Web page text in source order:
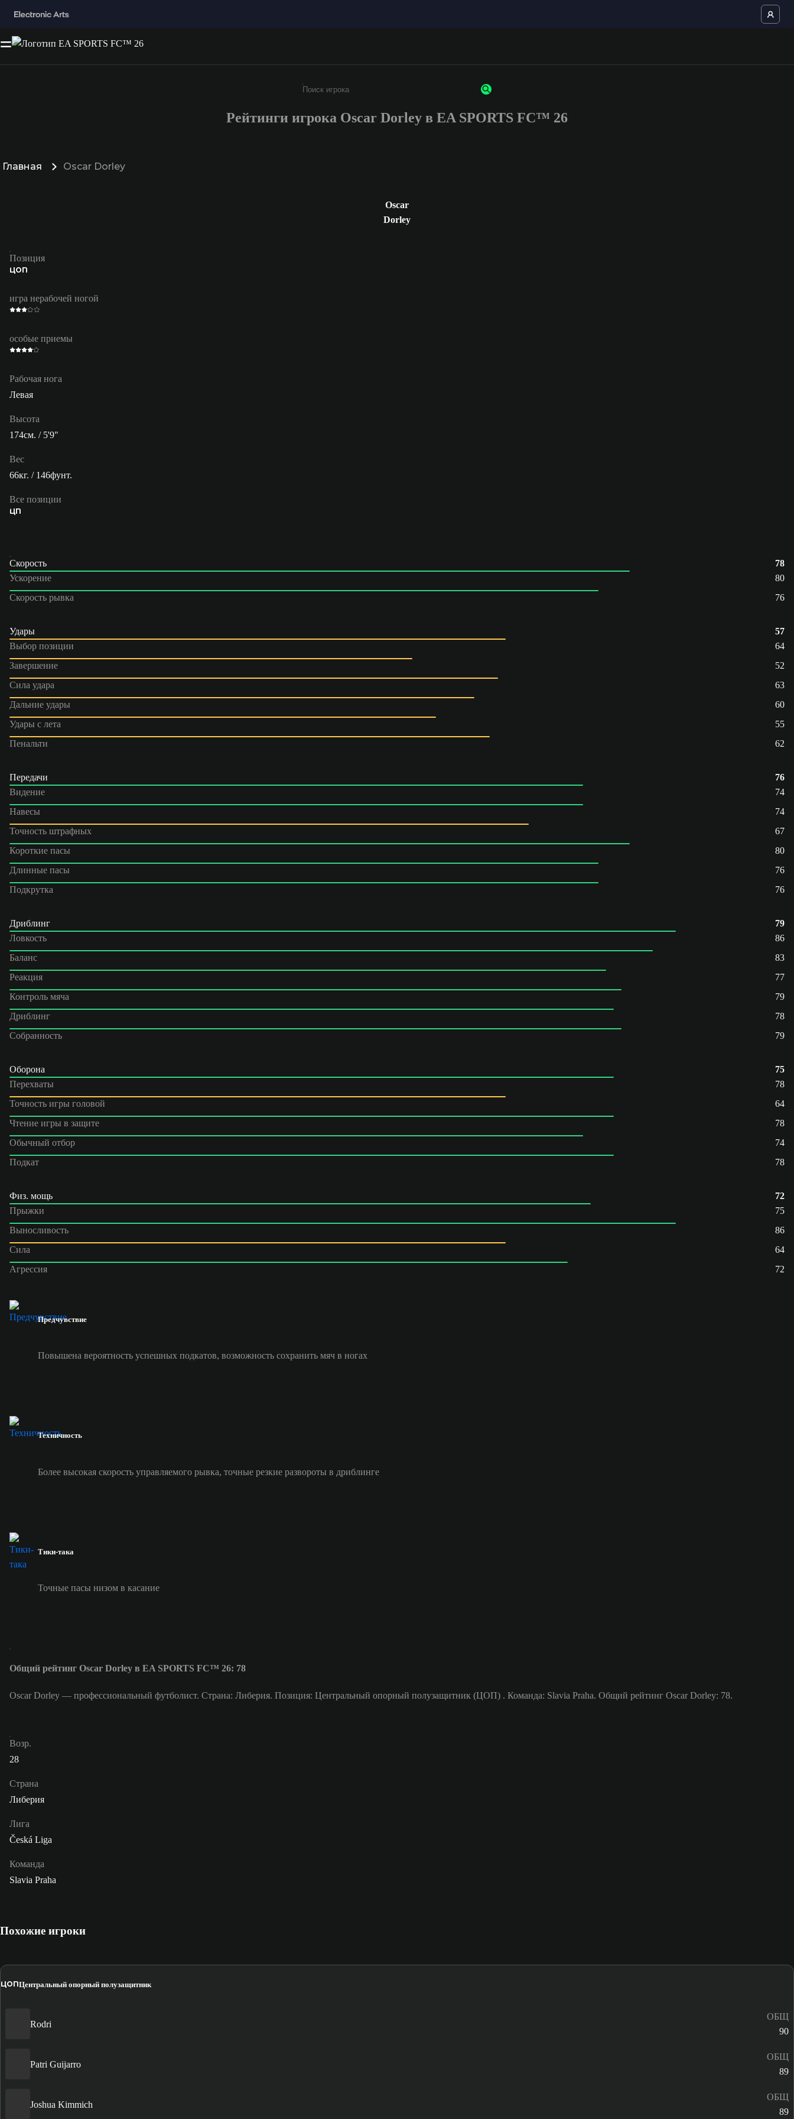
Введите не менее 3 символов или цифр
Рейтинги игрока Oscar Dorley в EA SPORTS FC™ 26
Главная Oscar Dorley
Oscar
Dorley
Позиция
ЦОП
игра нерабочей ногой
особые приемы
Рабочая нога
Левая
Высота
174см. / 5'9"
Вес
66кг. / 146фунт.
Все позиции
ЦП
Скорость
78
Ускорение
80
Скорость рывка
76
Удары
57
Выбор позиции
64
Завершение
52
Сила удара
63
Дальние удары
60
Удары с лета
55
Пенальти
62
Передачи
76
Видение
74
Навесы
74
Точность штрафных
67
Короткие пасы
80
Длинные пасы
76
Подкрутка
76
Дриблинг
79
Ловкость
86
Баланс
83
Реакция
77
Контроль мяча
79
Дриблинг
78
Собранность
79
Оборона
75
Перехваты
78
Точность игры головой
64
Чтение игры в защите
78
Обычный отбор
74
Подкат
78
Физ. мощь
72
Прыжки
75
Выносливость
86
Сила
64
Агрессия
72
Предчувствие
Повышена вероятность успешных подкатов, возможность сохранить мяч в ногах
Техничность
Более высокая скорость управляемого рывка, точные резкие развороты в дриблинге
Тики-така
Точные пасы низом в касание
Общий рейтинг Oscar Dorley в EA SPORTS FC™ 26: 78
Oscar Dorley — профессиональный футболист. Страна: Либерия. Позиция: Центральный опорный полузащитник (ЦОП) . Команда: Slavia Praha. Общий рейтинг Oscar Dorley: 78.
Возр.
28
Страна
Либерия
Лига
Česká Liga
Команда
Slavia Praha
Похожие игроки
ЦОПЦентральный опорный полузащитник
Rodri
ОБЩ
90
Patri Guijarro
ОБЩ
89
Joshua Kimmich
ОБЩ
89